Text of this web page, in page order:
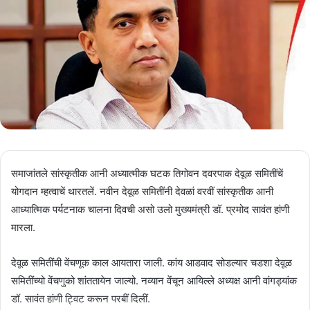
समाजांतले सांस्कृतीक आनी अध्यात्मीक घटक तिगोवन दवरपाक देवूळ समितींचें
योगदान म्हत्वाचें थारतलें. नवीन देवूळ समितींनी देवळां वरवीं सांस्कृतीक आनी
आध्यात्मिक पर्यटनाक चालना दिवची असो उलो मुख्यमंत्री डॉ. प्रमोद सावंत हांणी
मारला.
देवूळ समितींची वेंचणूक काल आयतारा जाली. कांय आडवाद सोडल्यार चडशा देवूळ
समितींच्यो वेंचणुको शांततायेन जाल्यो. नव्यान वेंचून आयिल्ले अध्यक्ष आनी वांगड्यांक
डॉ. सावंत हांणी ट्विट करून परबीं दिलीं.